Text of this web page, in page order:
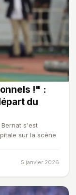
!" :
du
Bernat s'est
sur la scène
5 janvier 2026